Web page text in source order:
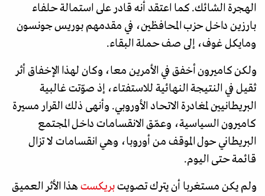
الهجرة الشائك. كما اعتقد أنه قادر على استمالة حلفاء
بارزين داخل حزب المحافظين، في مقدمهم بوريس جونسون
ومايكل غوف، إلى صف حملة البقاء.
ولكن كاميرون أخفق في الأمرين معا، وكان لهذا الإخفاق أثر
ثقيل في النتيجة النهائية للاستفتاء، إذ صوّتت غالبية
البريطانيين لمغادرة الاتحاد الأوروبي. وأنهى ذلك القرار مسيرة
كاميرون السياسية، وعمّق الانقسامات داخل المجتمع
البريطاني حول الموقف من أوروبا، وهي انقسامات لا تزال
قائمة حتى اليوم.
ولم يكن مستغربا أن يترك تصويتبريكست هذا الأثر العميق